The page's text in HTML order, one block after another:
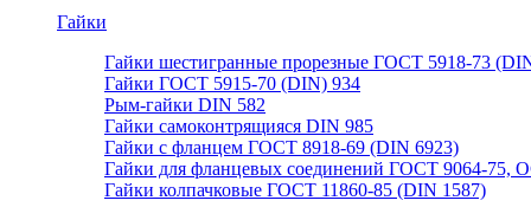
Гайки
Гайки шестигранные прорезные ГОСТ 5918-73
Гайки ГОСТ 5915-70 (DIN) 934
Рым-гайки DIN 582
Гайки самоконтрящияся DIN 985
Гайки с фланцем ГОСТ 8918-69 (DIN 6923)
Гайки для фланцевых соединений ГОСТ 9064-75,
Гайки колпачковые ГОСТ 11860-85 (DIN 1587)